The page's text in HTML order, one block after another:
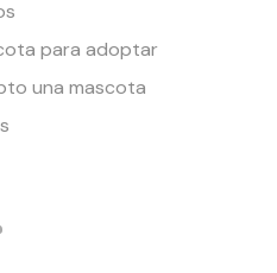
para adoptar
una mascota